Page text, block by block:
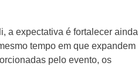
a expectativa é fortalecer ainda
tempo em que expandem
pelo evento, os